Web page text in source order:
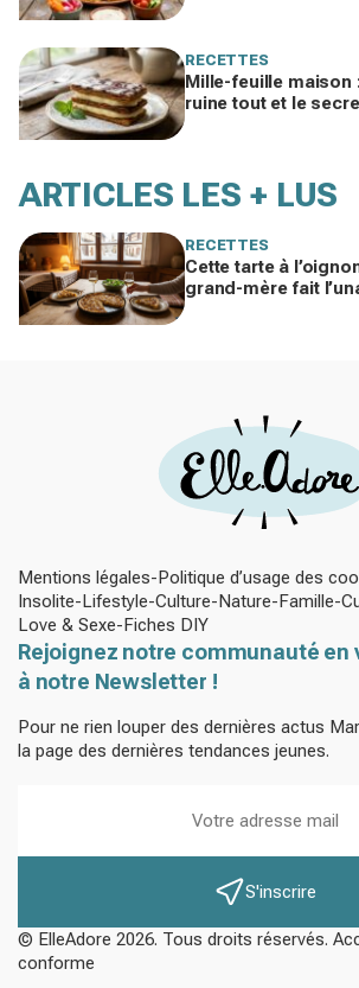
RECETTES
Mille-feuille maison
ruine tout et le
ARTICLES LES + LUS
RECETTES
Cette tarte à
grand-mère fait
Mentions légales Politique d’usage des
Insolite Lifestyle Culture Nature Famille
Love & Sexe Fiches DIY
Rejoignez notre communauté en
à notre Newsletter !
Pour ne rien louper des dernières actus
la page des dernières tendances jeunes.
S'inscrire
© ElleAdore 2026. Tous droits réservés.
conforme